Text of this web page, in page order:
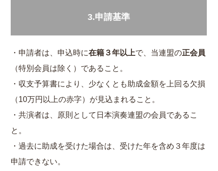
3.申請基準
・申請者は、申込時に在籍３年以上で、当連盟の正会員
（特別会員は除く）であること。
・収支予算書により、少なくとも助成金額を上回る欠損
（10万円以上の赤字）が見込まれること。
・共演者は、原則として日本演奏連盟の会員であるこ
と。
・過去に助成を受けた場合は、受けた年を含め３年度は
申請できない。